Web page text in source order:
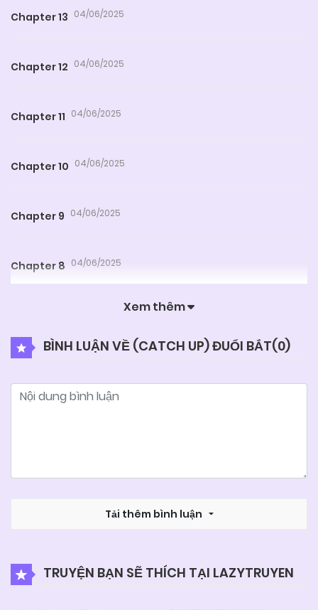
Chapter 13 04/06/2025
Chapter 12 04/06/2025
Chapter 11 04/06/2025
Chapter 10 04/06/2025
Chapter 9 04/06/2025
Chapter 8 04/06/2025
04/06/2025
Chapter 2
Xem thêm
BÌNH LUẬN VỀ (CATCH UP) ĐUỔI BẮT(0)
Tải thêm bình luận
TRUYỆN BẠN SẼ THÍCH TẠI LAZYTRUYEN